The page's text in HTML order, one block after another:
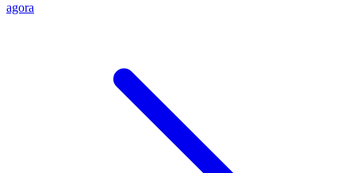
agora